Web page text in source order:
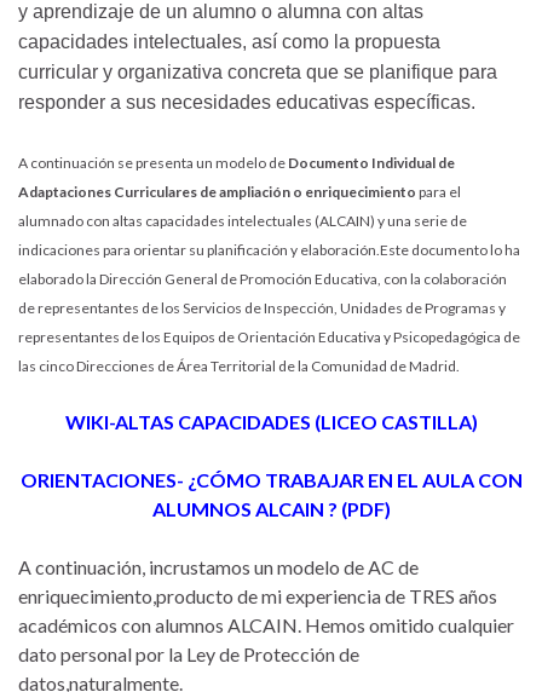
y aprendizaje de un alumno o alumna con altas
capacidades intelectuales, así como la propuesta
curricular y organizativa concreta que se planifique para
responder a sus necesidades educativas específicas.
A continuación se presenta un modelo de Documento Individual de
Adaptaciones Curriculares de ampliación o enriquecimiento para el
alumnado con altas capacidades intelectuales (ALCAIN) y una serie de
indicaciones para orientar su planificación y elaboración.Este documento lo ha
elaborado la Dirección General de Promoción Educativa, con la colaboración
de representantes de los Servicios de Inspección, Unidades de Programas y
representantes de los Equipos de Orientación Educativa y Psicopedagógica de
las cinco Direcciones de Área Territorial de la Comunidad de Madrid.
WIKI-ALTAS CAPACIDADES (LICEO CASTILLA)
ORIENTACIONES- ¿CÓMO TRABAJAR EN EL AULA CON
ALUMNOS ALCAIN ? (PDF)
A continuación, incrustamos un modelo de AC de
enriquecimiento,producto de mi experiencia de TRES años
académicos con alumnos ALCAIN. Hemos omitido cualquier
dato personal por la Ley de Protección de
datos,naturalmente.